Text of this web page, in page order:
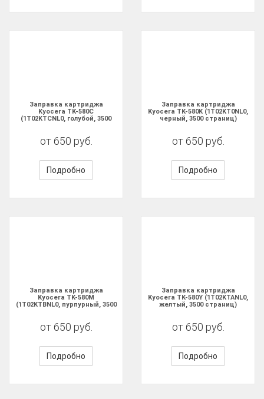
Заправка картриджа
Kyocera TK-580C
(1T02KTCNL0, голубой, 3500
от 650 руб.
Подробно
Заправка картриджа
Kyocera TK-580K (1T02KT0NL0,
черный, 3500 страниц)
от 650 руб.
Подробно
Заправка картриджа
Kyocera TK-580M
(1T02KTBNL0, пурпурный, 3500
от 650 руб.
Подробно
Заправка картриджа
Kyocera TK-580Y (1T02KTANL0,
желтый, 3500 страниц)
от 650 руб.
Подробно